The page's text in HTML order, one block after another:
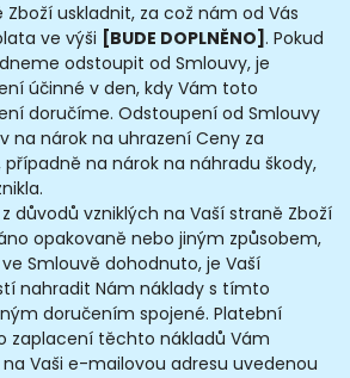
Zboží uskladnit, za což nám od Vás
ve výši [BUDE DOPLNĚNO] . Pokud
odstoupit od Smlouvy, je
účinné v den, kdy Vám toto
doručíme. Odstoupení od Smlouvy
na nárok na uhrazení Ceny za
případně na nárok na náhradu škody,
důvodů vzniklých na Vaší straně Zboží
opakovaně nebo jiným způsobem,
Smlouvě dohodnuto, je Vaší
nahradit Nám náklady s tímto
doručením spojené. Platební
zaplacení těchto nákladů Vám
Vaši e-mailovou adresu uvedenou